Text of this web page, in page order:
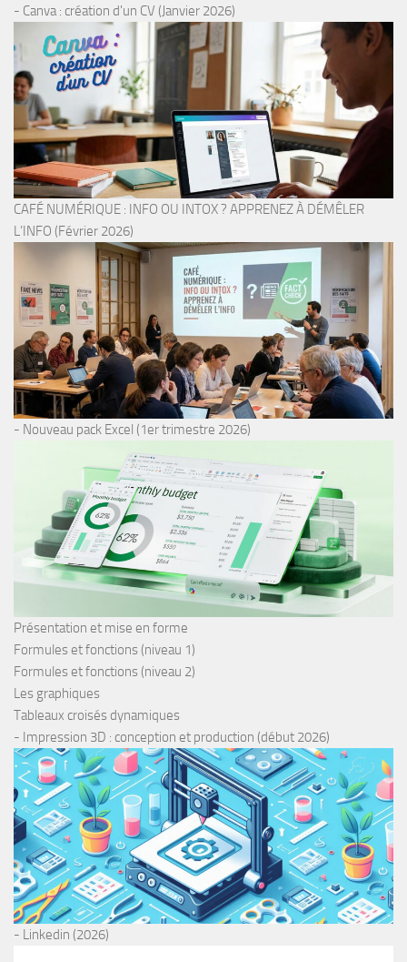
- Canva : création d'un CV (Janvier 2026)
CAFÉ NUMÉRIQUE : INFO OU INTOX ? APPRENEZ À DÉMÊLER
L’INFO (Février 2026)
- Nouveau pack Excel (1er trimestre 2026)
Présentation et mise en forme
Formules et fonctions (niveau 1)
Formules et fonctions (niveau 2)
Les graphiques
Tableaux croisés dynamiques
- Impression 3D : conception et production (début 2026)
- Linkedin (2026)